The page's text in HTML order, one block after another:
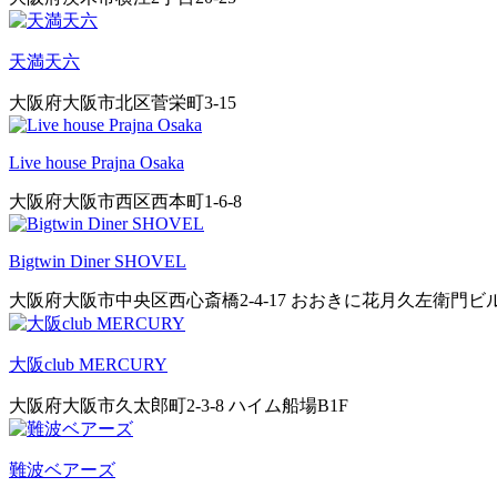
天満天六
大阪府大阪市北区菅栄町3-15
Live house Prajna Osaka
大阪府大阪市西区西本町1-6-8
Bigtwin Diner SHOVEL
大阪府大阪市中央区西心斎橋2-4-17 おおきに花月久左衛門ビ
大阪club MERCURY
大阪府大阪市久太郎町2-3-8 ハイム船場B1F
難波ベアーズ